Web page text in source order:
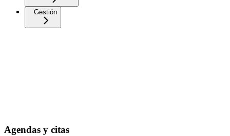
Gestión
Agendas y citas